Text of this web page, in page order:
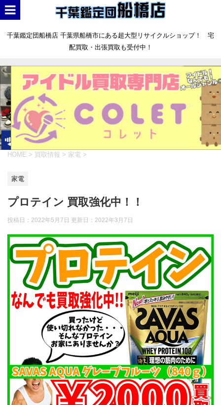
千葉鑑定団船橋店 千葉県船橋市にある超大型リサイクルショップ！ 宅
配買取・出張買取も受付中！
HOME > 買取情報 > 家電 >
家電
プロテイン 買取強化中！！
投稿日：2022年5月7日 更新日： 2022年3月7日